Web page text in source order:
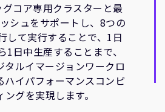
コア専用クラスターと最
シュをサポートし、8つの
して実行することで、1日
1日中生産することまで、
タルイマージョンワークロ
ハイパフォーマンスコンピ
ングを実現します。